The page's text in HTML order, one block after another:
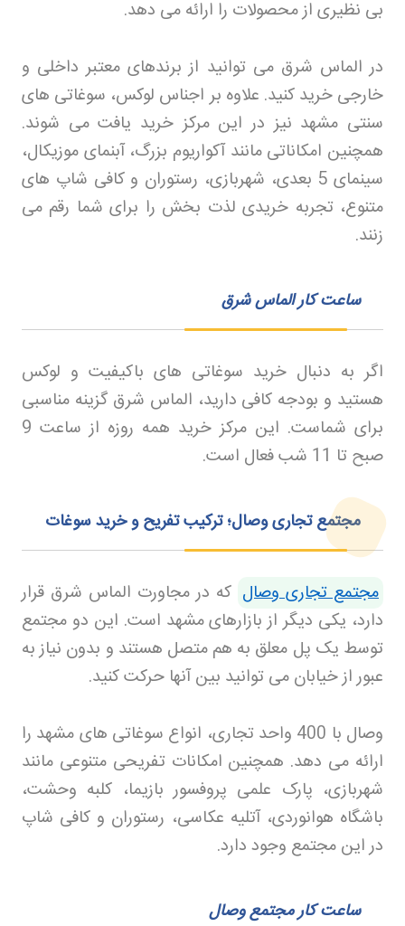
بی نظیری از محصولات را ارائه می دهد.
در الماس شرق می توانید از برندهای معتبر داخلی و
خارجی خرید کنید. علاوه بر اجناس لوکس، سوغاتی های
سنتی مشهد نیز در این مرکز خرید یافت می شوند.
همچنین امکاناتی مانند آکواریوم بزرگ، آبنمای موزیکال،
سینمای 5 بعدی، شهربازی، رستوران و کافی شاپ های
متنوع، تجربه خریدی لذت بخش را برای شما رقم می
زنند.
ساعت کار الماس شرق
اگر به دنبال خرید سوغاتی های باکیفیت و لوکس
هستید و بودجه کافی دارید، الماس شرق گزینه مناسبی
برای شماست. این مرکز خرید همه روزه از ساعت 9
صبح تا 11 شب فعال است
.
مجتمع تجاری وصال؛ ترکیب تفریح و خرید سوغات
مجتمع تجاری وصال که در مجاورت الماس شرق قرار
دارد، یکی دیگر از بازارهای مشهد است. این دو مجتمع
توسط یک پل معلق به هم متصل هستند و بدون نیاز به
عبور از خیابان می توانید بین آنها حرکت کنید.
وصال با 400 واحد تجاری، انواع سوغاتی های مشهد را
ارائه می دهد. همچنین امکانات تفریحی متنوعی مانند
شهربازی، پارک علمی پروفسور بازیما، کلبه وحشت،
باشگاه هوانوردی، آتلیه عکاسی، رستوران و کافی شاپ
در این مجتمع وجود دارد.
ساعت کار مجتمع وصال